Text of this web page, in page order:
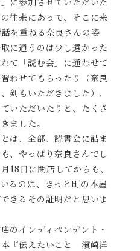
に参加させていただいた
往来にあって、そこに来
を重ねる奈良さんの姿
に通うのは少し遠かった
て「読む会」に通わせて
わせてもらったり（奈良
剣もいただきました）、
いただいたりと、たくさ
ました。
は、全部、読書会に詰ま
、やっぱり奈良さんでし
18日に閉店してからも、
るのは、きっと町の本屋
きるその証明だと思いま
のインディペンデント・
『伝えたいこと 濱崎洋